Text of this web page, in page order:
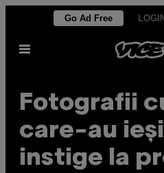
content
Go Ad Free
Open
Fotografii
care-au
instige la